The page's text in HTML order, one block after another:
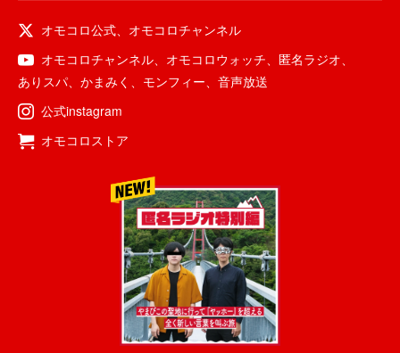
オモコロ公式、 オモコロチャンネル
オモコロチャンネル、 オモコロウォッチ、 匿名ラジオ、
ありスパ、 かまみく 、 モンフィー、 音声放送
公式instagram
オモコロストア